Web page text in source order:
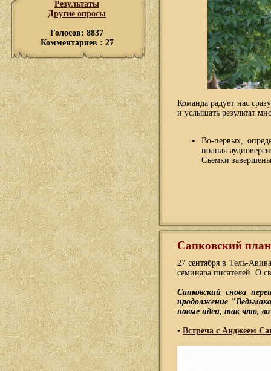
Результаты
Другие опросы
Голосов: 8837
Комментариев : 27
Команда радует нас
и услышать результат
Во-первых,
полная
Съемки
Сапковский
27 сентября в Тель-
семинара писателей. О
Сапковский снова
продолжение
новые идеи, так что,
• Встреча с Анджеем